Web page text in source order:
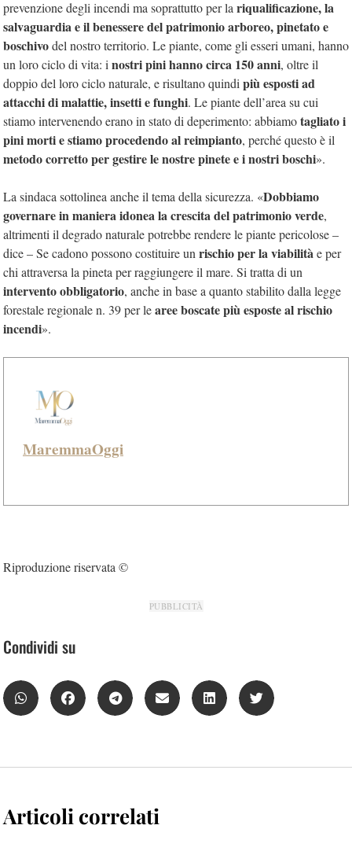
prevenzione degli incendi ma soprattutto per la riqualificazione, la
salvaguardia e il benessere del patrimonio arboreo, pinetato e
boschivodel nostro territorio. Le piante, come gli esseri umani, hanno
un loro ciclo di vita: i nostri pini hanno circa 150 anni, oltre il
doppio del loro ciclo naturale, e risultano quindi più esposti ad
attacchi di malattie, insetti e funghi. Le piante dell’area su cui
stiamo intervenendo erano in stato di deperimento: abbiamotagliato i
pini morti e stiamo procedendo al reimpianto, perché questo è il
metodo corretto per gestire le nostre pinete e i nostri boschi».
La sindaca sottolinea anche il tema della sicurezza. «Dobbiamo
governare in maniera idonea la crescita del patrimonio verde,
altrimenti il degrado naturale potrebbe rendere le piante pericolose –
dice – Se cadono possono costituire un rischio per la viabilitàe per
chi attraversa la pineta per raggiungere il mare. Si tratta di un
intervento obbligatorio, anche in base a quanto stabilito dalla legge
forestale regionale n. 39 per learee boscate più esposte al rischio
incendi».
MaremmaOggi
Riproduzione riservata ©
PUBBLICITÀ
Condividi su
Articoli correlati